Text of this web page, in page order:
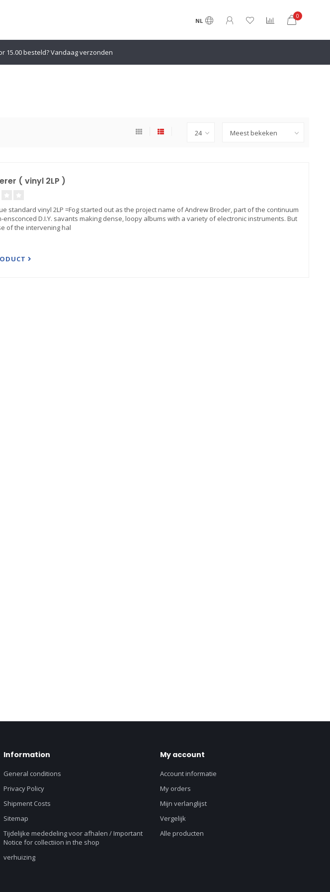
NL
0
15.00 besteld? Vandaag verzonden
( vinyl 2LP )
standard vinyl 2LP =Fog started out as the project name of Andrew Broder, part of the continuum
ensconced D.I.Y. savants making dense, loopy albums with a variety of electronic instruments. But
of the intervening hal
Information
General conditions
Privacy Policy
Shipment Costs
Sitemap
Tijdelijke mededeling voor afhalen / Important
Notice for collectiion in the shop
verhuizing
My account
Account informatie
My orders
Mijn verlanglijst
Vergelijk
Alle producten